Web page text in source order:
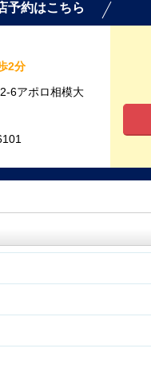
予約はこちら
2分
6アポロ相模大